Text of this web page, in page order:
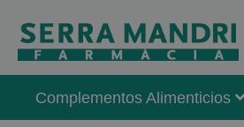
Complementos Alimenticios